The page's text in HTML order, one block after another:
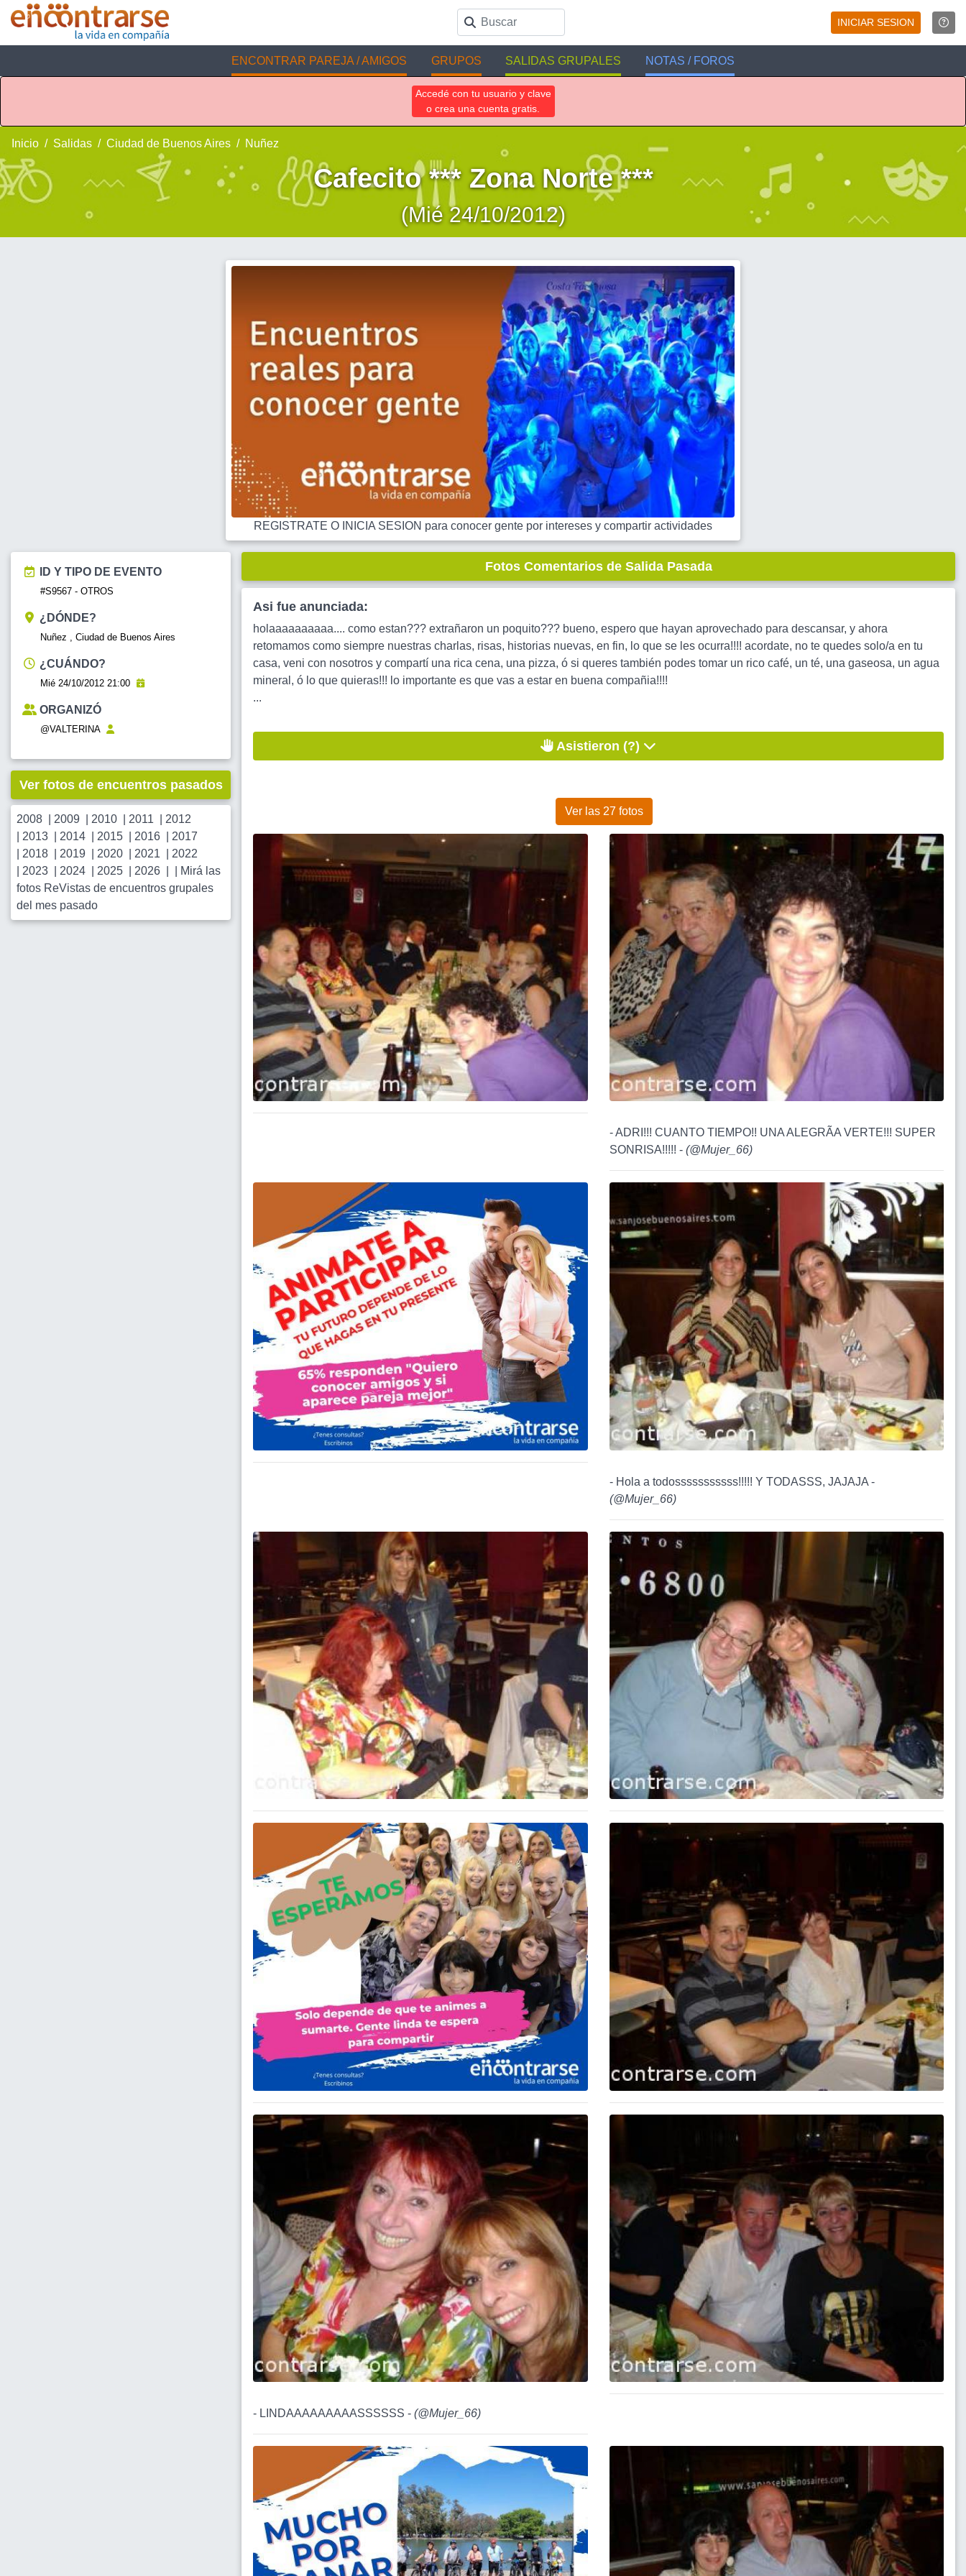
INICIAR SESION
ENCONTRAR PAREJA / AMIGOS GRUPOS SALIDAS GRUPALES NOTAS / FOROS
Accedé con tu usuario y clave
o crea una cuenta gratis.
Inicio Salidas Ciudad de Buenos Aires Nuñez
Cafecito *** Zona Norte ***
(Mié 24/10/2012)
REGISTRATE O INICIA SESION para conocer gente por intereses y compartir actividades
ID Y TIPO DE EVENTO
#S9567 - OTROS
¿DÓNDE?
Nuñez , Ciudad de Buenos Aires
¿CUÁNDO?
Mié 24/10/2012 21:00
ORGANIZÓ
@VALTERINA
Ver fotos de encuentros pasados
2008 2009 2010 2011
2012
2013 2014 2015 2016
2017
2018 2019 2020 2021
2022
2023 2024 2025 2026
Mirá las
fotos ReVistas de encuentros grupales
del mes pasado
Fotos Comentarios de Salida Pasada
Asi fue anunciada:
holaaaaaaaaaa.... como estan??? extrañaron un poquito??? bueno, espero que hayan aprovechado para descansar, y ahora
retomamos como siempre nuestras charlas, risas, historias nuevas, en fin, lo que se les ocurra!!!! acordate, no te quedes solo/a en tu
casa, veni con nosotros y compartí una rica cena, una pizza, ó si queres también podes tomar un rico café, un té, una gaseosa, un agua
mineral, ó lo que quieras!!! lo importante es que vas a estar en buena compañia!!!!
...
Asistieron (?)
Ver las 27 fotos
- ADRI!!! CUANTO TIEMPO!! UNA ALEGRÃA VERTE!!! SUPER
SONRISA!!!!! - (@Mujer_66)
- Hola a todosssssssssss!!!!! Y TODASSS, JAJAJA -
(@Mujer_66)
- LINDAAAAAAAAASSSSSS - (@Mujer_66)